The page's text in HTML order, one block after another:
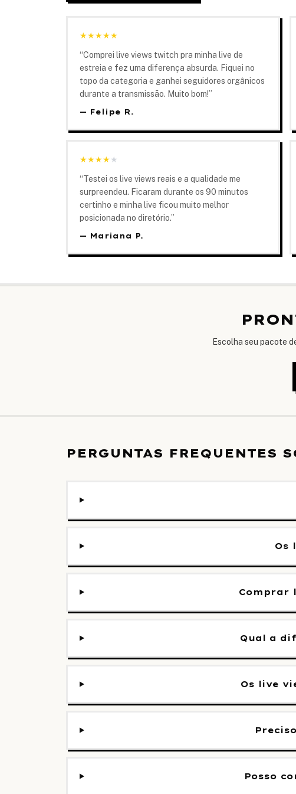
★★★★★
“Comprei live views twitch pra minha live de
estreia e fez uma diferença absurda. Fiquei no
topo da categoria e ganhei seguidores orgânicos
durante a transmissão. Muito bom!”
— Felipe R.
★★★★★
“Testei os live views reais e a qualidade me
surpreendeu. Ficaram durante os 90 minutos
certinho e minha live ficou muito melhor
posicionada no diretório.”
— Mariana P.
Escolha seu pacote
PERGUNTAS FREQUENTES
Os
Comprar
Qual a
Os live
Posso